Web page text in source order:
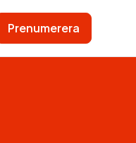
Prenumerera